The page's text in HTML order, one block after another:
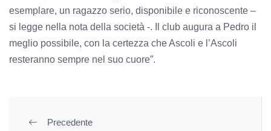
esemplare, un ragazzo serio, disponibile e riconoscente –
si legge nella nota della società -. Il club augura a Pedro il
meglio possibile, con la certezza che Ascoli e l’Ascoli
resteranno sempre nel suo cuore”.
Precedente